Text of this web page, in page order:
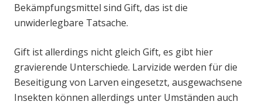
Bekämpfungsmittel sind Gift, das ist die
unwiderlegbare Tatsache.
Gift ist allerdings nicht gleich Gift, es gibt hier
gravierende Unterschiede. Larvizide werden für die
Beseitigung von Larven eingesetzt, ausgewachsene
Insekten können allerdings unter Umständen auch